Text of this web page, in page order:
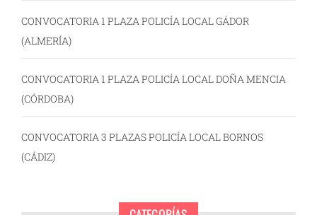
CONVOCATORIA 1 PLAZA POLICÍA LOCAL GÁDOR
(ALMERÍA)
CONVOCATORIA 1 PLAZA POLICÍA LOCAL DOÑA MENCIA
(CÓRDOBA)
CONVOCATORIA 3 PLAZAS POLICÍA LOCAL BORNOS
(CÁDIZ)